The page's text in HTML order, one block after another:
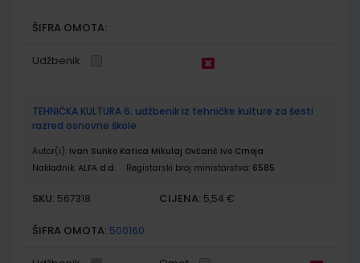
ŠIFRA OMOTA:
Udžbenik
TEHNIČKA KULTURA 6; udžbenik iz tehničke kulture za šesti
razred osnovne škole
Autor(i): Ivan Sunko Katica Mikulaj Ovčarić Ivo Crnoja
Nakladnik: ALFA d.d. Registarski broj ministarstva: 6585
SKU: 567318 CIJENA: 5,54 €
ŠIFRA OMOTA: 500160